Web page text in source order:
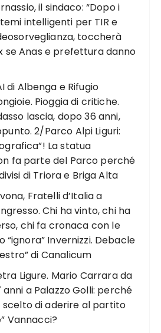
il sindaco: “Dopo i
intelligenti per TIR e
toccherà
se Anas e prefettura danno
di Albenga e Rifugio
Pioggia di critiche.
lascia, dopo 36 anni,
2/Parco Alpi Liguri:
La statua
fa parte del Parco perché
di Triora e Briga Alta
Fratelli d’Italia a
Chi ha vinto, chi ha
chi fa cronaca con le
“ignora” Invernizzi. Debacle
di Canalicum
Ligure. Mario Carrara da
anni a Palazzo Golli: perché
scelto di aderire al partito
Vannacci?